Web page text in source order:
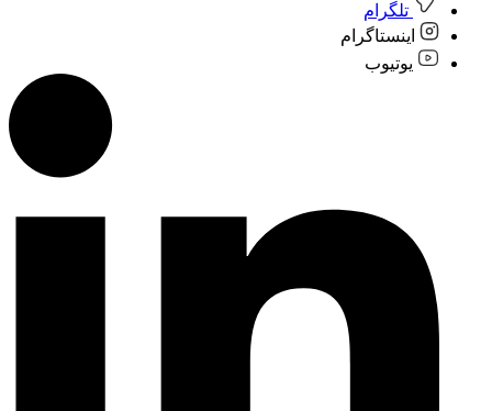
تلگرام
اینستاگرام
یوتیوب